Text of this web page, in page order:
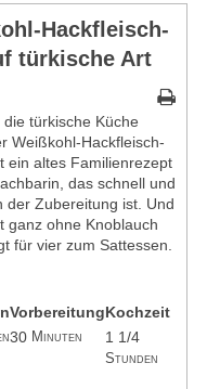
Hackfleisch-
türkische Art
türkische Küche
Weißkohl-Hackfleisch-
ein altes Familienrezept
das schnell und
der Zubereitung ist. Und
ganz ohne Knoblauch
für vier zum Sattessen.
Vorbereitung
30 Minuten
Kochzeit
1 1/4
Stunden